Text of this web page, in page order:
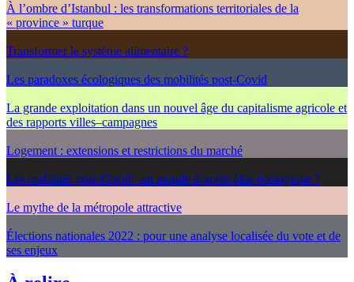
À l’ombre d’Istanbul : les transformations territoriales de la
« province » turque
Transformer le système alimentaire ?
Les paradoxes écologiques des mobilités post-Covid
La grande exploitation dans un nouvel âge du capitalisme agricole et
des rapports villes–campagnes
Logement : extensions et restrictions du marché
Les mobilités post-Covid : un monde d’après plus écologique ?
Le mythe de la métropole attractive
Élections nationales 2022 : pour une analyse localisée du vote et de
ses enjeux